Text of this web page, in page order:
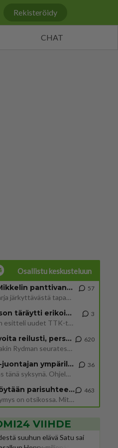
Rekisteröidy
CHAT
Osallistu keskusteluun
Muistatko Mikkelin panttivankidraaman?
Uusi draamasarja järkyttävästä tapauksesta on tulossa. Tositapahtumiin perustuva sarja ammentaa vuoden 1986 Mikkelin pan
57
Ernest Lawson täräytti erikoisen heiton TTK-lehdistötilaisuudessa: " Onko tässä tarkoituksena...?"
Ernest Lawson esitteli uudet TTK-tähtioppilaat ja opettajat torstaina 6.8. lehdistölle. Tulevalla kaudella on yksi hausk
3
Jos SDP ei voita reilusti, persut kumoavat demokratian Suomesta
Näin tekisi ainakin Rydman seuratessaan idolinsa Trumpin mallia https://www.is.fi/politiikka/art-2000012187244.html
620
Uuden TTK-juontajan ympärillä epätietoisuus sakenee - Nyt MTV hämmentää soppaa
TTK tulee taas tänä syksynä. Ohjelman uudet tähtioppilaat julkistetaan torstaina 6. elokuuta klo 14 alkavassa lehdistö
36
Mitä tuot pöytään parisuhteessa?
Siinäpä se kysymys on otsikossa. Mitäpä siis tuot/toisit pöytään parisuhteessa? Oletko mies vai nainen? Koetko sen mitä
463
VIIHDE
suuhun elävä Satu sai